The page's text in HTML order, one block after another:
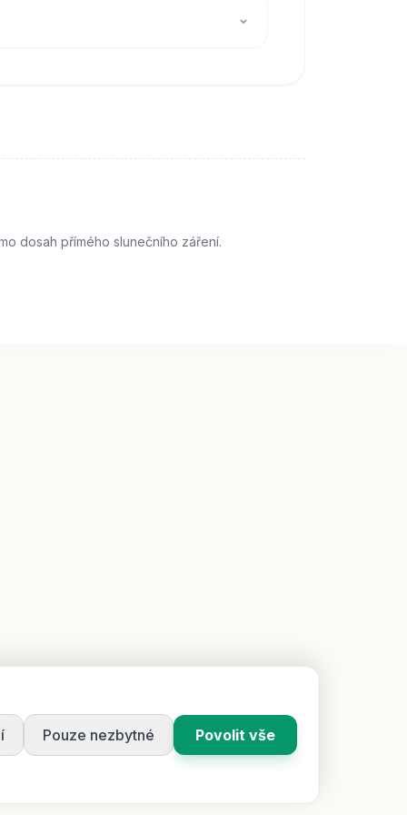
⌄
dosah přímého slunečního záření.
Pouze nezbytné Povolit vše